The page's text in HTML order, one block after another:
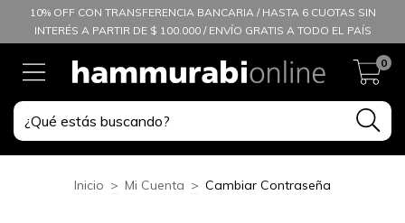
10% OFF CON TRANSFERENCIA BANCARIA / HASTA 6 CUOTAS SIN
INTERÉS A PARTIR DE $ 100.000 / ENVÍO GRATIS A TODO EL PAÍS
0
Inicio > Mi Cuenta > Cambiar Contraseña